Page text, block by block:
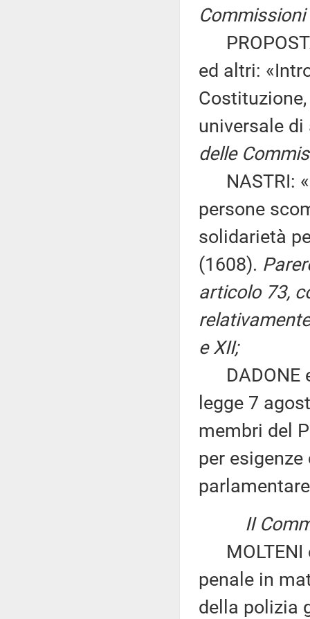
Commissioni
ed altri:
universale
delle
NASTRI:
persone
solidarietà
(1608).
articolo 73,
e XII;
DADONE
legge 7
membri del
per
II
MOLTENI
penale in
della polizia